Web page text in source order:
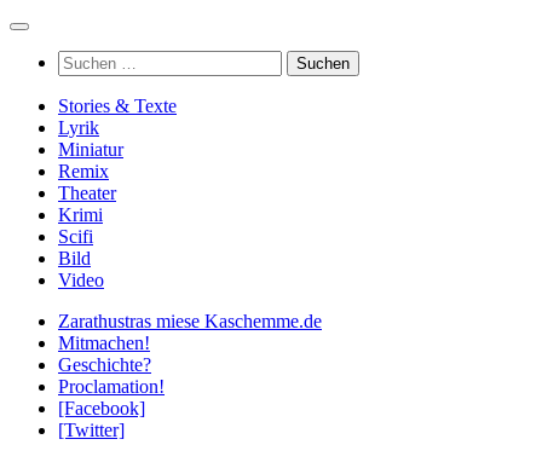
Zum
springenSuchen
nach:
Stories & Texte
Lyrik
Miniatur
Remix
Theater
Krimi
Scifi
Bild
Video
Zarathustras miese Kaschemme.de
Mitmachen!
Geschichte?
Proclamation!
[Facebook]
[Twitter]